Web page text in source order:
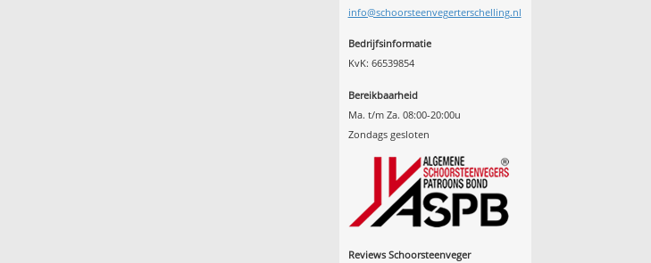
info@schoorsteenvegerterschelling.nl
Bedrijfsinformatie
KvK: 66539854
Bereikbaarheid
Ma. t/m Za. 08:00-20:00u
Zondags gesloten
Reviews Schoorsteenveger